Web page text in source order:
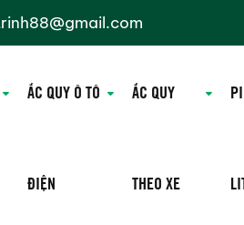
ẮC QUY Ô TÔ
ĐIỆN
ẮC QUY
THEO XE